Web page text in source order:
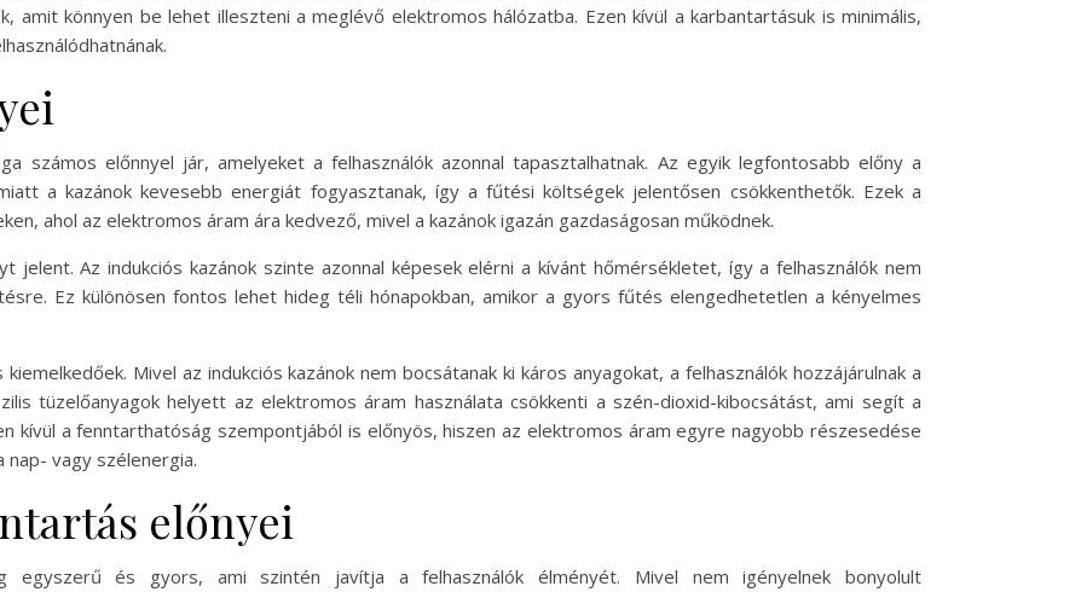
amit könnyen be lehet illeszteni a meglévő elektromos hálózatba. Ezen kívül a karbantartásuk is minimális,
számos előnnyel jár, amelyeket a felhasználók azonnal tapasztalhatnak. Az egyik legfontosabb előny a
a kazánok kevesebb energiát fogyasztanak, így a fűtési költségek jelentősen csökkenthetők. Ezek a
ahol az elektromos áram ára kedvező, mivel a kazánok igazán gazdaságosan működnek.
Az indukciós kazánok szinte azonnal képesek elérni a kívánt hőmérsékletet, így a felhasználók nem
Ez különösen fontos lehet hideg téli hónapokban, amikor a gyors fűtés elengedhetetlen a kényelmes
Mivel az indukciós kazánok nem bocsátanak ki káros anyagokat, a felhasználók hozzájárulnak a
tüzelőanyagok helyett az elektromos áram használata csökkenti a szén-dioxid-kibocsátást, ami segít a
kívül a fenntarthatóság szempontjából is előnyös, hiszen az elektromos áram egyre nagyobb részesedése
nap- vagy szélenergia.
előnyei
egyszerű és gyors, ami szintén javítja a felhasználók élményét. Mivel nem igényelnek bonyolult